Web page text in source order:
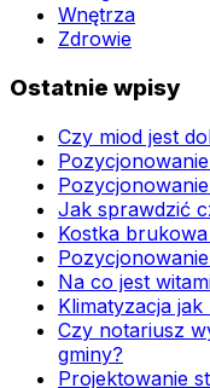
Wnętrza
Zdrowie
Ostatnie wpisy
Czy miod jest
Jak sprawdzić
Kostka
Na co jest
Klimatyzacja
Czy notariusz
gminy?
Projektowanie